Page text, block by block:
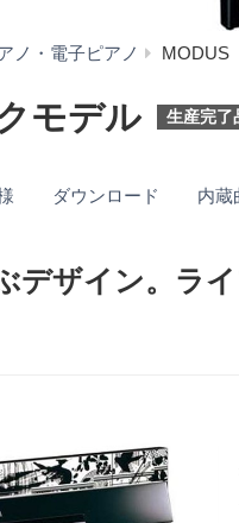
ノ・電子ピアノ MODUS
モデル 生産完了
ダウンロード 内蔵
デザイン。ラ